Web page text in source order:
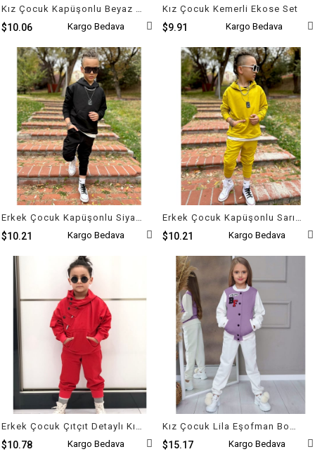
Kız Çocuk Kapüşonlu Beyaz Takım
$10.06 Kargo Bedava
Kız Çocuk Kemerli Ekose Set
$9.91 Kargo Bedava
Erkek Çocuk Kapüşonlu Siyah Takım
$10.21 Kargo Bedava
Erkek Çocuk Kapüşonlu Sarı Takım
$10.21 Kargo Bedava
Erkek Çocuk Çıtçıt Detaylı Kırmızı Takım
$10.78 Kargo Bedava
Kız Çocuk Lila Eşofman Bomper Kolej Ceket Takım
$15.17 Kargo Bedava